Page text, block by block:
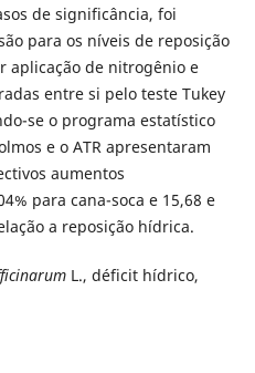
de significância, foi
para os níveis de reposição
aplicação de nitrogênio e
entre si pelo teste Tukey
se o programa estatístico
e o ATR apresentaram
aumentos
para cana-soca e 15,68 e
a reposição hídrica.
L., déficit hídrico,